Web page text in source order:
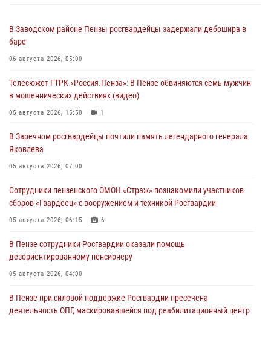
В Заводском районе Пензы росгвардейцы задержали дебошира в
баре
06 августа 2026, 05:00
Телесюжет ГТРК «Россия.Пенза»: В Пензе обвиняются семь мужчин
в мошеннических действиях (видео)
05 августа 2026, 15:50 1
В Заречном росгвардейцы почтили память легендарного генерала
Яковлева
05 августа 2026, 07:00
Сотрудники пензенского ОМОН «Страж» познакомили участников
сборов «Гвардеец» с вооружением и техникой Росгвардии
05 августа 2026, 06:15 6
В Пензе сотрудники Росгвардии оказали помощь
дезориентированному пенсионеру
05 августа 2026, 04:00
В Пензе при силовой поддержке Росгвардии пресечена
деятельность ОПГ, маскировавшейся под реабилитационный центр